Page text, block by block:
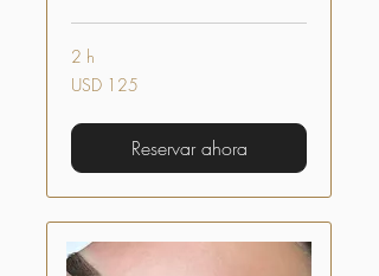
2 h
125
dólares
USD 125
Reservar ahora